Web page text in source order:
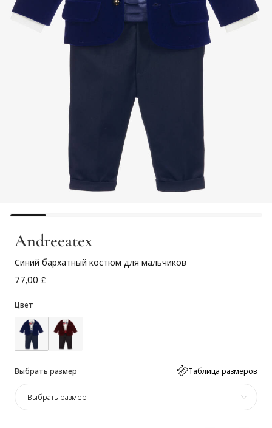
Andreeatex
Синий бархатный костюм для мальчиков
77,00 £
Цвет
Выбрать размер Таблица размеров
Выбрать размер